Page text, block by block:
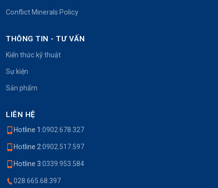
Conflict Minerals Policy
THÔNG TIN - TƯ VẤN
Kiến thức kỹ thuật
Sự kiện
Sản phẩm
LIÊN HỆ
Hotline 1:0902.678.327
Hotline 2:0902.517.597
Hotline 3:0339.953.584
028.665.68.397